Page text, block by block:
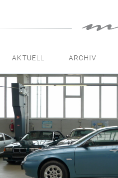
automobiles
AKTUELL ARCHIV